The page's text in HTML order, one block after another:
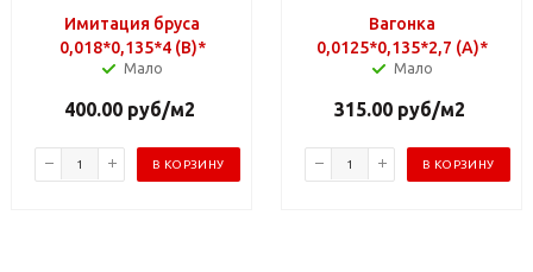
Имитация бруса
0,018*0,135*4 (В)*
Мало
400.00 руб/м2
В КОРЗИНУ
Вагонка
0,0125*0,135*2,7 (A)*
Мало
315.00 руб/м2
В КОРЗИНУ